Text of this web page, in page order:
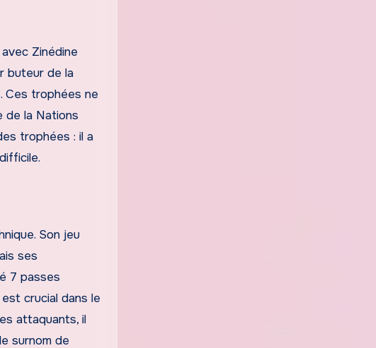
Zinédine
buteur de la
Ces trophées ne
de la Nations
trophées : il a
Son jeu
ses
7 passes
crucial dans le
attaquants, il
surnom de